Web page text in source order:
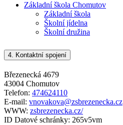
Základní škola Chomutov
Základní škola
Školní jídelna
Školní družina
4. Kontaktní spojení
Březenecká 4679
43004 Chomutov
Telefon: 474624110
E-mail: vnovakova@zsbrezenecka.cz
WWW: zsbrezenecka.cz/
ID Datové schránky: 265v5vm